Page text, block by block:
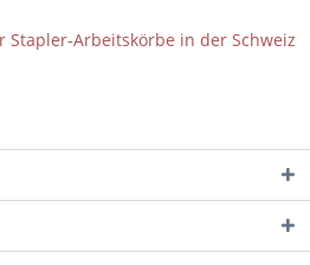
Stapler-Arbeitskörbe in der Schweiz